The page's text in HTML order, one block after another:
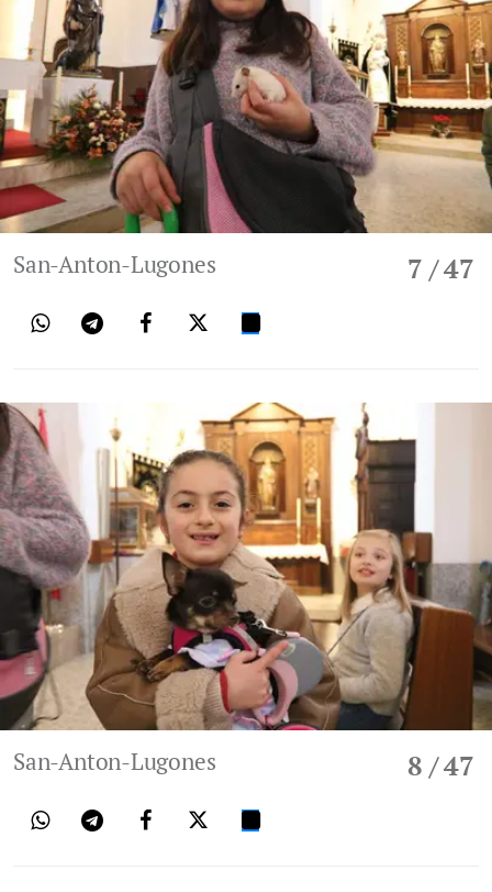
7 / 47
San-Anton-Lugones
8 / 47
San-Anton-Lugones